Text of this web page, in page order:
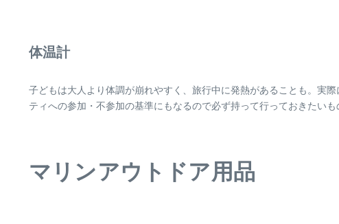
体温計
子どもは大人より体調が崩れやすく、旅行中に発熱があることも。実
ティへの参加・不参加の基準にもなるので必ず持って行っておきたいも
マリンアウトドア用品